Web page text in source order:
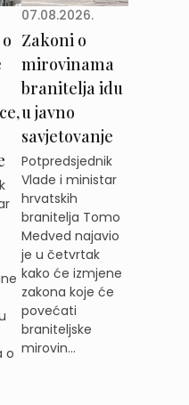
o
07.08.2026.
Zakoni o
mirovinama
branitelja idu
u javno
savjetovanje
Potpredsjednik
Vlade i ministar
hrvatskih
branitelja Tomo
Medved najavio
je u četvrtak
kako će izmjene
zakona koje će
povećati
braniteljske
mirovin...